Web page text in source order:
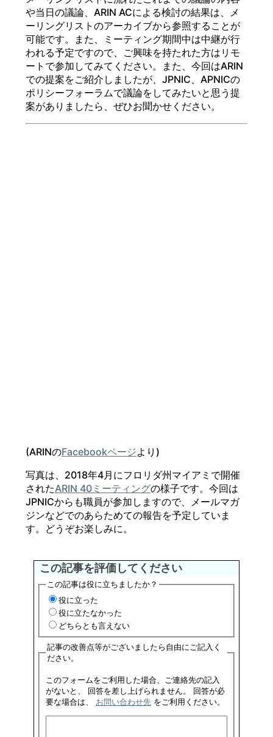
や当日の議論、ARIN ACによる検討の結果は、メ
ーリングリストのアーカイブから参照することが
可能です。また、ミーティング期間中は中継が行
われる予定ですので、ご興味を持たれた方はリモ
ートで参加してみてください。また、今回はARIN
での提案をご紹介しましたが、JPNIC、APNICの
ポリシーフォーラムで議論をしてみたいと思う提
案がありましたら、ぜひお聞かせください。
(ARINのFacebookページより)
写真は、2018年4月にフロリダ州マイアミで開催
されたARIN 40ミーティングの様子です。今回は
JPNICからも職員が参加しますので、メールマガ
ジンなどでのあらためての報告を予定していま
す。どうぞお楽しみに。
この記事を評価してください
この記事は役に立ちましたか？
役に立った
役に立たなかった
どちらとも言えない
記事の改善点等がございましたら自由にご記入く
ださい。
このフォームをご利用した場合、ご連絡先の記入
がないと、 回答を差し上げられません。 回答が必
要な場合は、 お問い合わせ先 をご利用ください。